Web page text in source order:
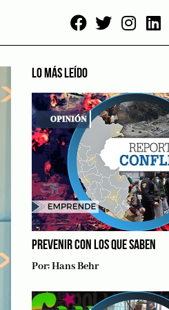
LO MÁS LEÍDO
PREVENIR CON LOS QUE SABEN
Por:Hans Behr